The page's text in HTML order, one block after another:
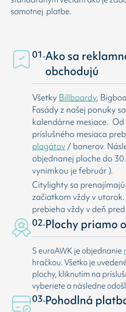
samotnej platbe.
01.Ako sa
obchodujú
Všetky Billboardy,
Fasády z našej ponuky
kalendárne mesiace. Od
príslušného mesiaca
plagátov / banerov.
objednanej ploche do
vynimkou je február ).
Citylighty sa
začiatkom vždy v
prebieha vždy v deň
02.Plochy priamo
S euroAWK je objednanie
hračkou. Všetko je
plochy, kliknutím na
vyberiete a následne
03.Pohodlná